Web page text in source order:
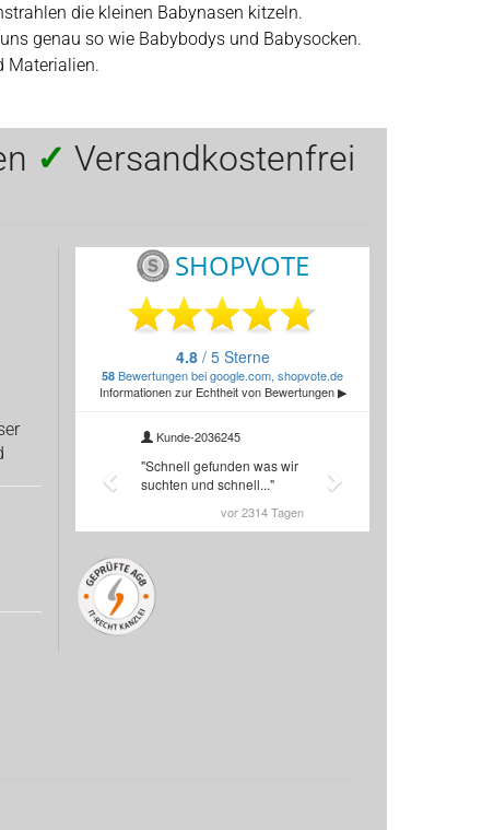
die kleinen Babynasen kitzeln.
genau so wie Babybodys und Babysocken.
Materialien.
✓ Versandkostenfrei